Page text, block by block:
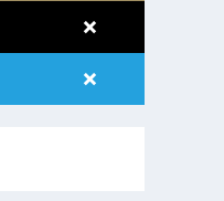
×
×